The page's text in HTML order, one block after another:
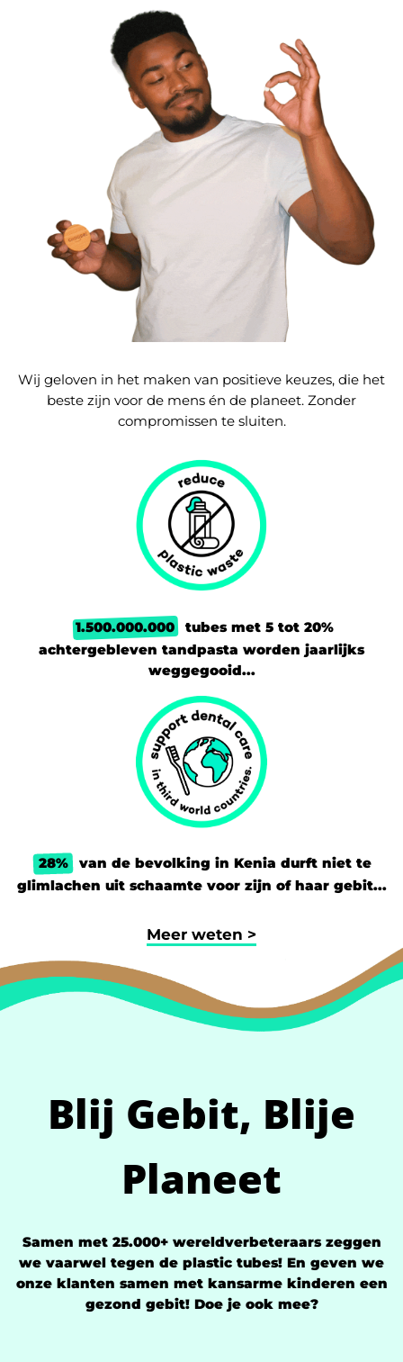
Wij geloven in het maken van positieve keuzes, die het
beste zijn voor de mens én de planeet. Zonder
compromissen te sluiten.
1.500.000.000
tubes met 5 tot 20%
achtergebleven tandpasta worden jaarlijks
weggegooid...
28%
van de bevolking in Kenia durft niet te
glimlachen uit schaamte voor zijn of haar gebit...
Meer weten >
Blij Gebit, Blije
Planeet
Samen met 25.000+ wereldverbeteraars zeggen
we vaarwel tegen de plastic tubes! En geven we
onze klanten samen met kansarme kinderen een
gezond gebit! Doe je ook mee?